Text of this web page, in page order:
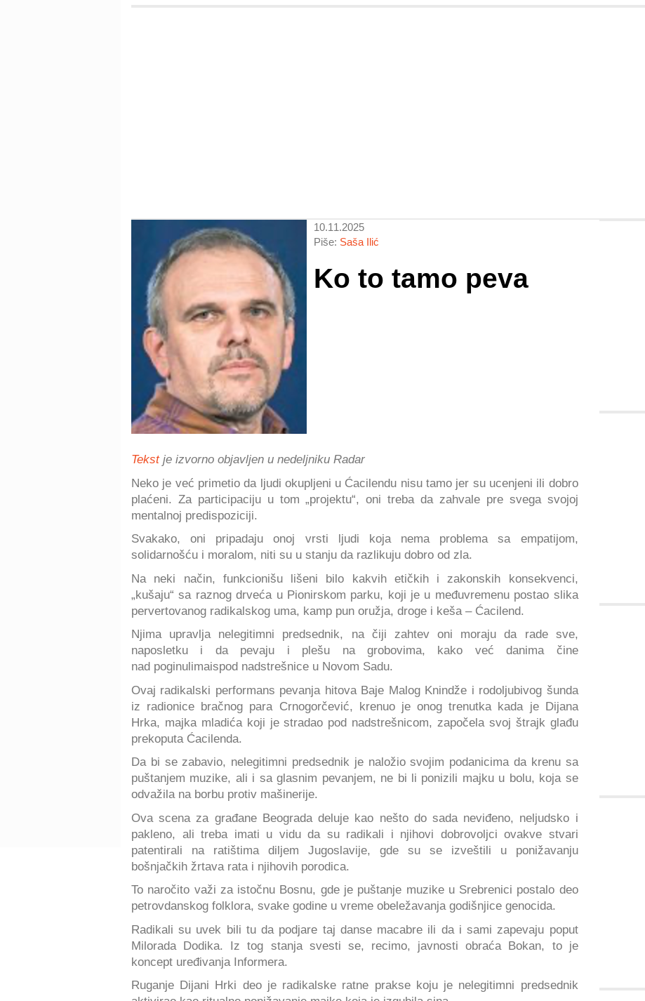
10.11.2025
Piše: Saša Ilić
Ko to tamo peva
Tekstje izvorno objavljen u nedeljniku Radar
Neko je već primetio da ljudi okupljeni u Ćacilendu nisu tamo jer su ucenjeni ili dobro
plaćeni. Za participaciju u tom „projektu“, oni treba da zahvale pre svega svojoj
mentalnoj predispoziciji.
Svakako, oni pripadaju onoj vrsti ljudi koja nema problema sa empatijom,
solidarnošću i moralom, niti su u stanju da razlikuju dobro od zla.
Na neki način, funkcionišu lišeni bilo kakvih etičkih i zakonskih konsekvenci,
„kušaju“ sa raznog drveća u Pionirskom parku, koji je u međuvremenu postao slika
pervertovanog radikalskog uma, kamp pun oružja, droge i keša – Ćacilend.
Njima upravlja nelegitimni predsednik, na čiji zahtev oni moraju da rade sve,
naposletku i da pevaju i plešu na grobovima, kako već danima čine
nad poginulimaispod nadstrešnice u Novom Sadu.
Ovaj radikalski performans pevanja hitova Baje Malog Knindže i rodoljubivog šunda
iz radionice bračnog para Crnogorčević, krenuo je onog trenutka kada je Dijana
Hrka, majka mladića koji je stradao pod nadstrešnicom, započela svoj štrajk glađu
prekoputa Ćacilenda.
Da bi se zabavio, nelegitimni predsednik je naložio svojim podanicima da krenu sa
puštanjem muzike, ali i sa glasnim pevanjem, ne bi li ponizili majku u bolu, koja se
odvažila na borbu protiv mašinerije.
Ova scena za građane Beograda deluje kao nešto do sada neviđeno, neljudsko i
pakleno, ali treba imati u vidu da su radikali i njihovi dobrovoljci ovakve stvari
patentirali na ratištima diljem Jugoslavije, gde su se izveštili u ponižavanju
bošnjačkih žrtava rata i njihovih porodica.
To naročito važi za istočnu Bosnu, gde je puštanje muzike u Srebrenici postalo deo
petrovdanskog folklora, svake godine u vreme obeležavanja godišnjice genocida.
Radikali su uvek bili tu da podjare taj danse macabre ili da i sami zapevaju poput
Milorada Dodika. Iz tog stanja svesti se, recimo, javnosti obraća Bokan, to je
koncept uređivanja Informera.
Ruganje Dijani Hrki deo je radikalske ratne prakse koju je nelegitimni predsednik